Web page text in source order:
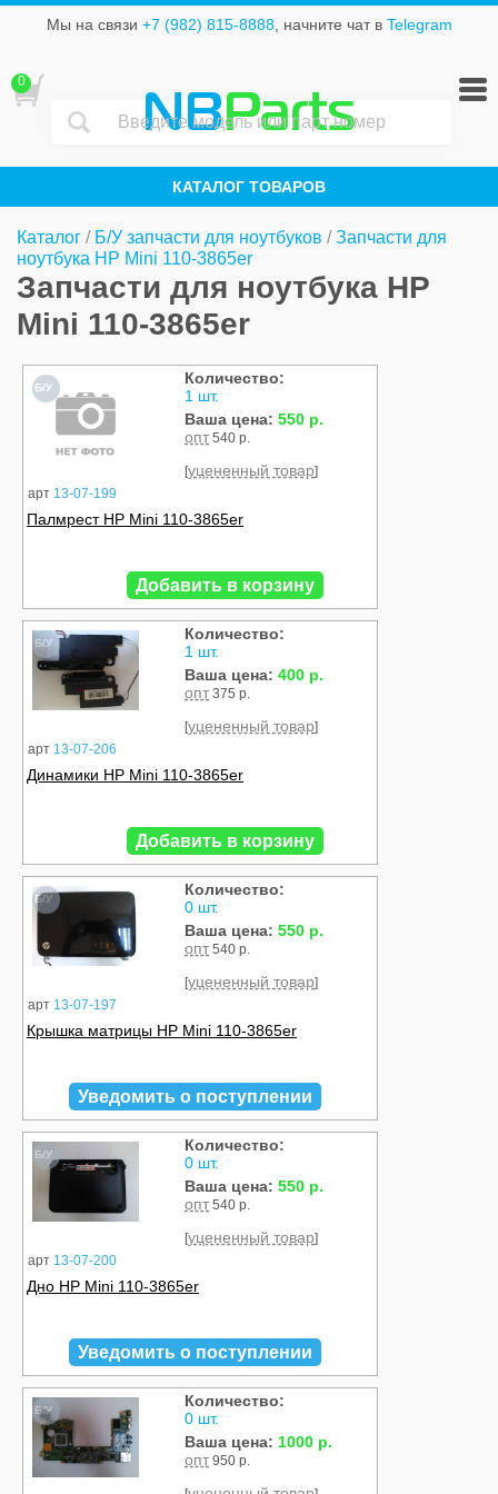
Мы на связи +7 (982) 815-8888, начните чат в Telegram
NBParts
КАТАЛОГ ТОВАРОВ
0
Каталог / Б/У запчасти для ноутбуков /Запчасти для
ноутбука HP Mini 110-3865er
Запчасти для ноутбука HP
Mini 110-3865er
Б/У
арт 13-07-199
Количество:
1 шт.
Ваша цена: 550 р.
опт 540 р.
[уцененный товар]
Палмрест HP Mini 110-3865er
Добавить в корзину
Б/У
арт 13-07-206
Количество:
1 шт.
Ваша цена: 400 р.
опт 375 р.
[уцененный товар]
Динамики HP Mini 110-3865er
Добавить в корзину
Б/У
арт 13-07-197
Количество:
0 шт.
Ваша цена: 550 р.
опт 540 р.
[уцененный товар]
Крышка матрицы HP Mini 110-3865er
Уведомить о поступлении
Б/У
арт 13-07-200
Количество:
0 шт.
Ваша цена: 550 р.
опт 540 р.
[уцененный товар]
Дно HP Mini 110-3865er
Уведомить о поступлении
Б/У
Количество:
0 шт.
Ваша цена: 1000 р.
опт 950 р.